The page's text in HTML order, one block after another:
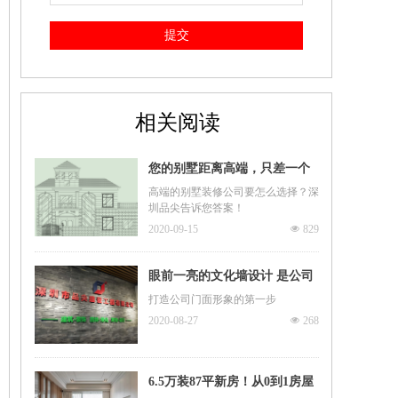
提交
相关阅读
您的别墅距离高端，只差一个
品尖的距离
高端的别墅装修公司要怎么选择？深
圳品尖告诉您答案！
넶 829
2020-09-15
眼前一亮的文化墙设计 是公司
门面担当更是装修C位！
打造公司门面形象的第一步
넶 268
2020-08-27
6.5万装87平新房！从0到1房屋